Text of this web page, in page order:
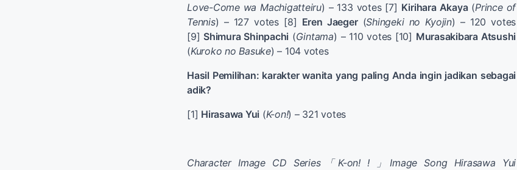
Love-Come wa Machigatteiru) – 133 votes [7] Kirihara Akaya(Prince of
Tennis) – 127 votes [8] Eren Jaeger(Shingeki no Kyojin) – 120 votes
[9] Shimura Shinpachi (Gintama) – 110 votes [10] Murasakibara Atsushi
(Kuroko no Basuke) – 104 votes
Hasil Pemilihan: karakter wanita yang paling Anda ingin jadikan sebagai
adik?
[1] Hirasawa Yui (K-on!) – 321 votes
Character Image CD Series「K-on! ! 」Image Song Hirasawa Yui